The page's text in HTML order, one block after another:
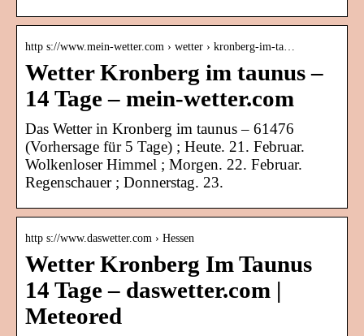
http s://www.mein-wetter.com › wetter › kronberg-im-ta…
Wetter Kronberg im taunus –
14 Tage – mein-wetter.com
Das Wetter in Kronberg im taunus – 61476
(Vorhersage für 5 Tage) ; Heute. 21. Februar.
Wolkenloser Himmel ; Morgen. 22. Februar.
Regenschauer ; Donnerstag. 23.
http s://www.daswetter.com › Hessen
Wetter Kronberg Im Taunus
14 Tage – daswetter.com |
Meteored